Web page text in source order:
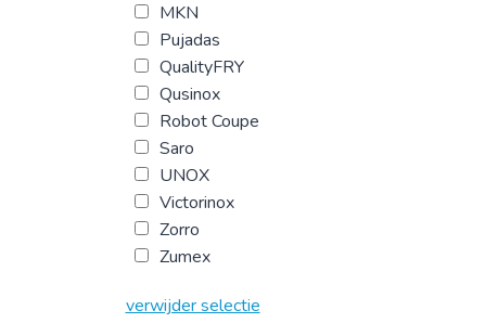
MKN
Pujadas
QualityFRY
Qusinox
Robot Coupe
Saro
UNOX
Victorinox
Zorro
Zumex
verwijder selectie